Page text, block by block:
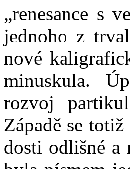
„renesance s
jednoho z
nové
minuskula.
rozvoj
Západě se
dosti odlišné a